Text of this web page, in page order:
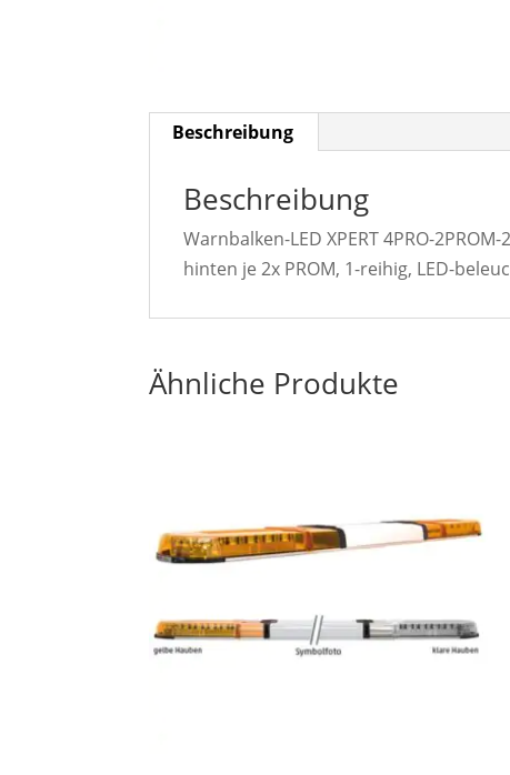
Beschreibung
Beschreibung
Warnbalken-LED XPERT 4PRO-
hinten je 2x PROM, 1-reihig, LED-
Ähnliche Produkte